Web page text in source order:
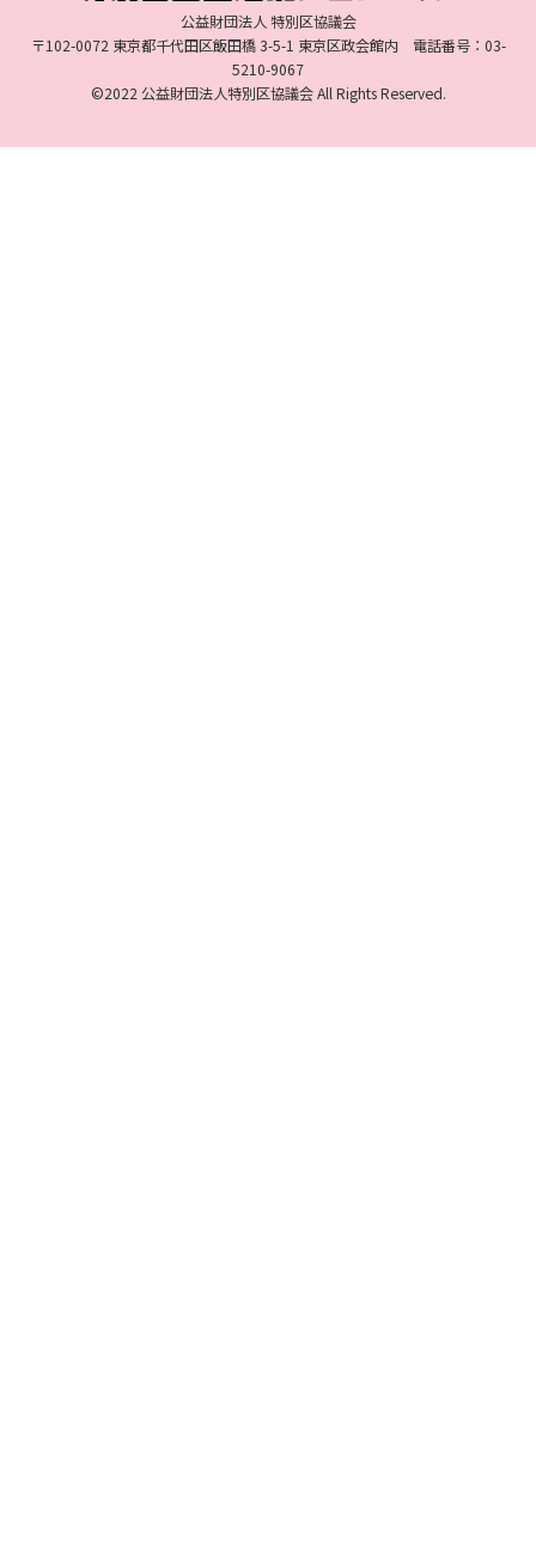
公益財団法人 特別区協議会
〒102-0072 東京都千代田区飯田橋 3-5-1 東京区政会館内 電話番号：03-
5210-9067
©2022 公益財団法人特別区協議会 All Rights Reserved.